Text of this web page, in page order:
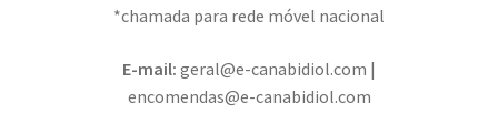
*chamada para rede móvel nacional
E-mail: geral@e-canabidiol.com |
encomendas@e-canabidiol.com